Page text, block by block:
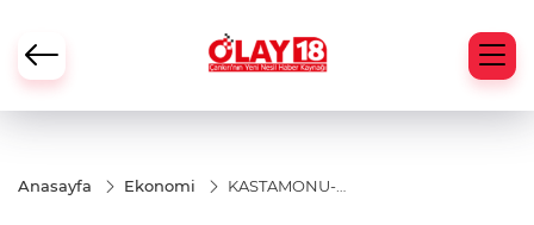
Anasayfa Ekonomi
KASTAMONU-